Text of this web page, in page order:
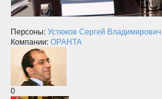
Персоны: Устюков Сергей Владимирович
Компании: ОРАНТА
0